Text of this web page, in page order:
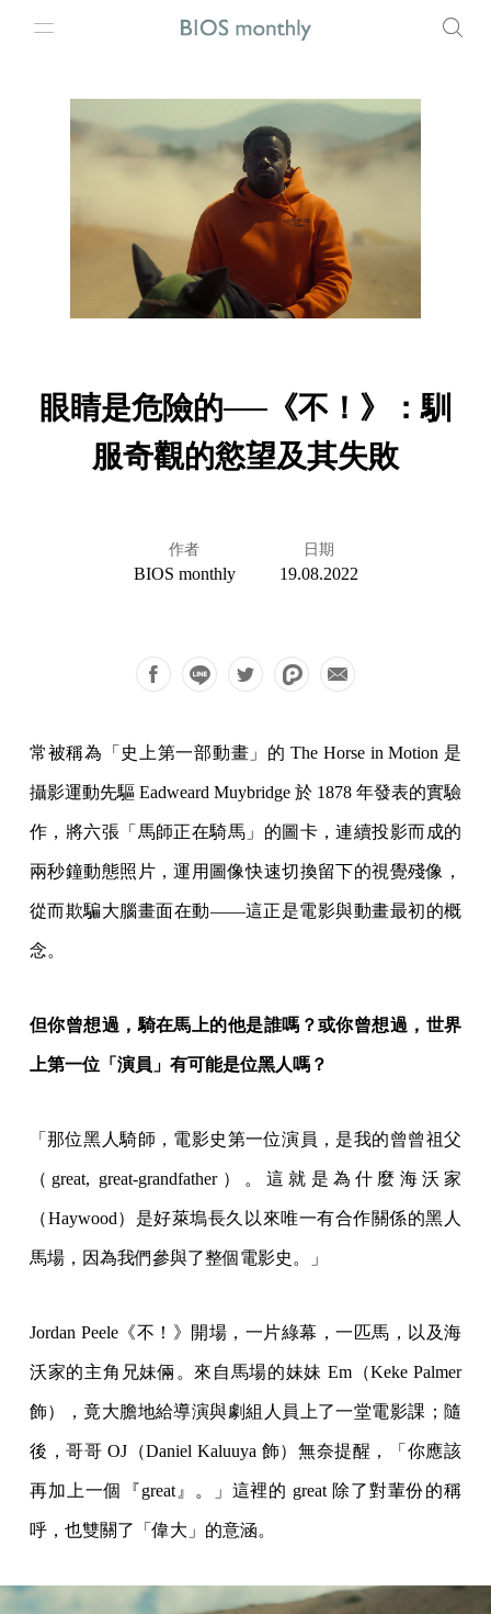
眼睛是危險的──《不！》：馴
服奇觀的慾望及其失敗
作者
BIOS monthly
日期
19.08.2022
常被稱為「史上第一部動畫」的 The Horse in Motion 是
攝影運動先驅 Eadweard Muybridge 於 1878 年發表的實驗
作，將六張「馬師正在騎馬」的圖卡，連續投影而成的
兩秒鐘動態照片，運用圖像快速切換留下的視覺殘像，
從而欺騙大腦畫面在動——這正是電影與動畫最初的概
念。
但你曾想過，騎在馬上的他是誰嗎？或你曾想過，世界
上第一位「演員」有可能是位黑人嗎？
「那位黑人騎師，電影史第一位演員，是我的曾曾祖父
（great, great-grandfather）。這就是為什麼海沃家
（Haywood）是好萊塢長久以來唯一有合作關係的黑人
馬場，因為我們參與了整個電影史。」
Jordan Peele《不！》開場，一片綠幕，一匹馬，以及海
沃家的主角兄妹倆。來自馬場的妹妹 Em（Keke Palmer
飾），竟大膽地給導演與劇組人員上了一堂電影課；隨
後，哥哥 OJ（Daniel Kaluuya 飾）無奈提醒，「你應該
再加上一個『great』。」這裡的 great 除了對輩份的稱
呼，也雙關了「偉大」的意涵。